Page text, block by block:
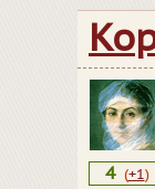
4 (+1)